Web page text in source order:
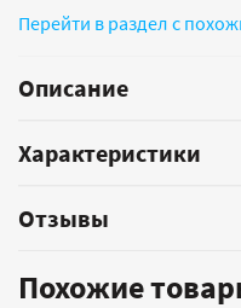
Перейти в раздел с
Описание
Характеристики
Отзывы
Похожие